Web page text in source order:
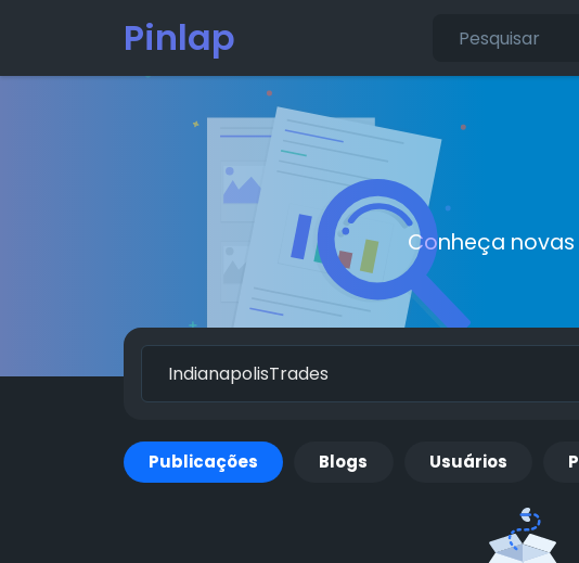
Pinlap
Conheça
Publicações Blogs Usuários